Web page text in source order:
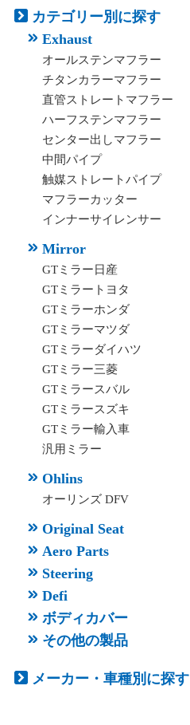
カテゴリー別に探す
Exhaust
オールステンマフラー
チタンカラーマフラー
直管ストレートマフラー
ハーフステンマフラー
センター出しマフラー
中間パイプ
触媒ストレートパイプ
マフラーカッター
インナーサイレンサー
Mirror
GTミラー日産
GTミラートヨタ
GTミラーホンダ
GTミラーマツダ
GTミラーダイハツ
GTミラー三菱
GTミラースバル
GTミラースズキ
GTミラー輸入車
汎用ミラー
Ohlins
オーリンズ DFV
Original Seat
Aero Parts
Steering
Defi
ボディカバー
その他の製品
メーカー・車種別に探す